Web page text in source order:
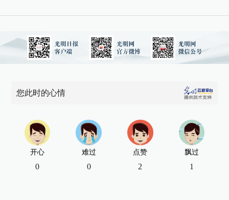
您此时的心情
开心
0
难过
0
点赞
2
飘过
1